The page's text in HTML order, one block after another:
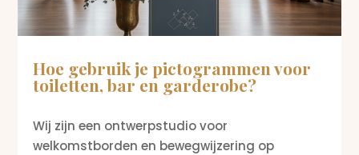
Hoe gebruik je pictogrammen voor
toiletten, bar en garderobe?
Wij zijn een ontwerpstudio voor
welkomstborden en bewegwijzering op